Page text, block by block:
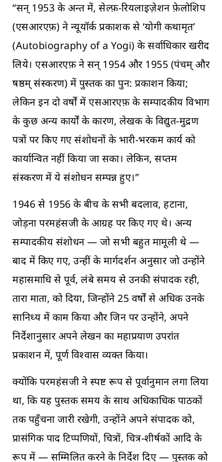
“सन् 1953 के अन्त में, सेल्फ़-रियलाइज़ेशन फे़लोशिप
(एसआरएफ़) ने न्यूयॉर्क प्रकाशक से ‘योगी कथामृत’
(Autobiography of a Yogi) के सर्वाधिकार खरीद
लिये। एसआरएफ़ ने सन् 1954 और 1955 (पंचम् और
षष्ठम् संस्करण) में पुस्तक का पुन: प्रकाशन किया;
लेकिन इन दो वर्षों में एसआरएफ़ के सम्पादकीय विभाग
के कुछ अन्य कार्यों के कारण, लेखक के विद्युत-मुद्रण
पत्रों पर किए गए संशोधनों के भारी-भरकम कार्य को
कार्यान्वित नहीं किया जा सका। लेकिन, सप्तम
संस्करण में ये संशोधन सम्पन्न हुए।”
1946 से 1956 के बीच के सभी बदलाव, हटाना,
जोड़ना परमहंसजी के आग्रह पर किए गए थे। अन्य
सम्पादकीय संशोधन — जो सभी बहुत मामूली थे —
बाद में किए गए, उन्हीं के मार्गदर्शन अनुसार जो उन्होंने
महासमाधि से पूर्व, लंबे समय से उनकी संपादक रही,
तारा माता, को दिया, जिन्होंने 25 वर्षों से अधिक उनके
सानिध्य में काम किया और जिन पर उन्होंने, अपने
निर्देशानुसार अपने लेखन का महाप्रयाण उपरांत
प्रकाशन में, पूर्ण विश्वास व्यक्त किया।
क्योंकि परमहंसजी ने स्पष्ट रूप से पूर्वानुमान लगा लिया
था, कि यह पुस्तक समय के साथ अधिकाधिक पाठकों
तक पहुँचना जारी रखेगी, उन्होंने अपने संपादक को,
प्रासंगिक पाद टिप्पणियों, चित्रों, चित्र-शीर्षकों आदि के
रूप में — सम्मिलित करने के निर्देश दिए — पुस्तक को